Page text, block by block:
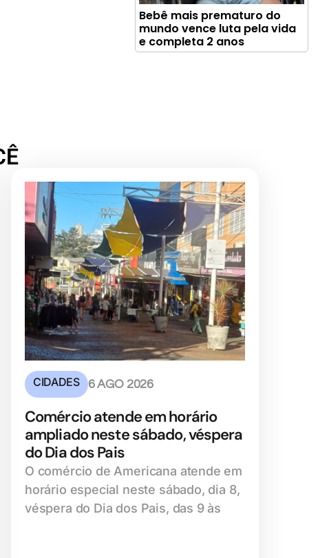
Bebê mais prematuro do
mundo vence luta pela vida
e completa 2 anos
CIDADES 6 AGO 2026
Comércio atende em horário
ampliado neste sábado, véspera
do Dia dos Pais
O comércio de Americana atende em
horário especial neste sábado, dia 8,
véspera do Dia dos Pais, das 9 às